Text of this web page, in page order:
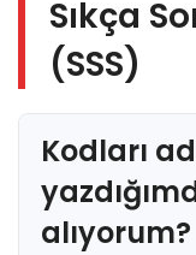
Sıkça
(SSS)
Kodları
alıyorum?